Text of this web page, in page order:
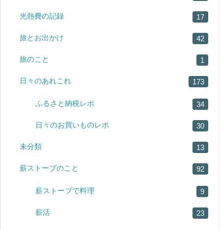
光熱費の記録 17
旅とお出かけ 42
旅のこと 1
日々のあれこれ 173
ふるさと納税レポ 34
日々のお買いものレポ 30
未分類 13
薪ストーブのこと 92
薪ストーブで料理 9
薪活 23